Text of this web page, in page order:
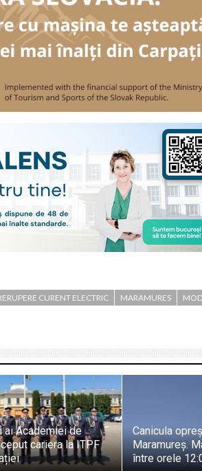
CURENT ELECTRIC MARAMURES
ai Academiei de
cariera la ITPF
Canicula
Maramureș.
între orele